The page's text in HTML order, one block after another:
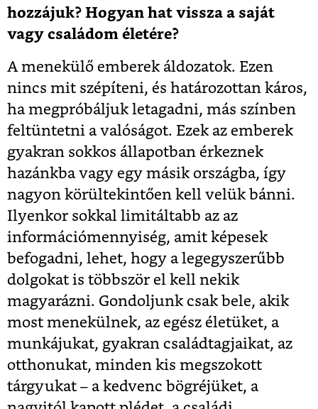
hozzájuk? Hogyan hat vissza a saját
vagy családom életére?
A menekülő emberek áldozatok. Ezen
nincs mit szépíteni, és határozottan káros,
ha megpróbáljuk letagadni, más színben
feltüntetni a valóságot. Ezek az emberek
gyakran sokkos állapotban érkeznek
hazánkba vagy egy másik országba, így
nagyon körültekintően kell velük bánni.
Ilyenkor sokkal limitáltabb az az
információmennyiség, amit képesek
befogadni, lehet, hogy a legegyszerűbb
dolgokat is többször el kell nekik
magyarázni. Gondoljunk csak bele, akik
most menekülnek, az egész életüket, a
munkájukat, gyakran családtagjaikat, az
otthonukat, minden kis megszokott
tárgyukat – a kedvenc bögréjüket, a